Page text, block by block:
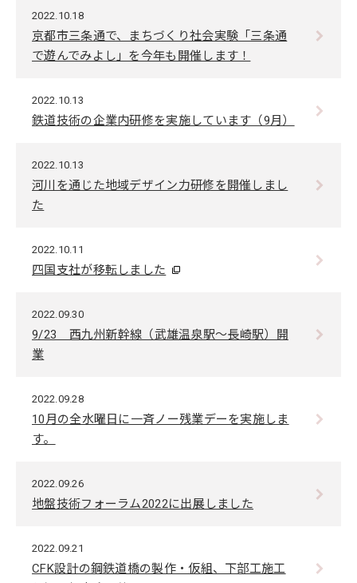
2022.10.18
京都市三条通で、まちづくり社会実験「三条通
で遊んでみよし」を今年も開催します！
2022.10.13
鉄道技術の企業内研修を実施しています（9月）
2022.10.13
河川を通じた地域デザイン力研修を開催しまし
た
2022.10.11
四国支社が移転しました
2022.09.30
9/23 西九州新幹線（武雄温泉駅～長崎駅）開
業
2022.09.28
10月の全水曜日に一斉ノー残業デーを実施しま
す。
2022.09.26
地盤技術フォーラム2022に出展しました
2022.09.21
CFK設計の鋼鉄道橋の製作・仮組、下部工施工